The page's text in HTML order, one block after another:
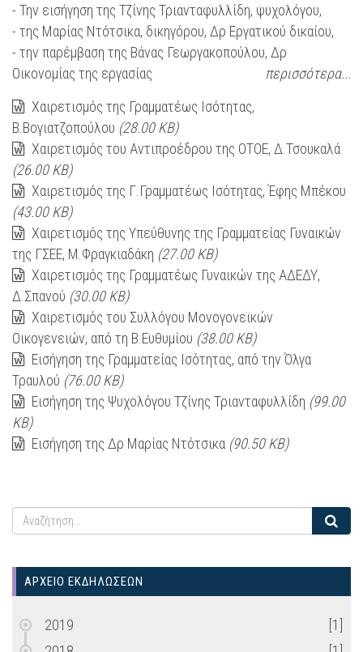
- Την εισήγηση της Τζίνης Τριανταφυλλίδη, ψυχολόγου,
- της Μαρίας Ντότσικα, δικηγόρου, Δρ Εργατικού δικαίου,
- την παρέμβαση της Βάνας Γεωργακοπούλου, Δρ
Οικονομίας της εργασίας
περισσότερα...
Χαιρετισμός της Γραμματέως Ισότητας,
Β.Βογιατζοπούλου (28.00 KB)
Χαιρετισμός του Αντιπροέδρου της ΟΤΟΕ, Δ.Τσουκαλά
(26.00 KB)
Χαιρετισμός της Γ.Γραμματέως Ισότητας, Έφης Μπέκου
(43.00 KB)
Χαιρετισμός της Υπεύθυνης της Γραμματείας Γυναικών
της ΓΣΕΕ, Μ.Φραγκιαδάκη (27.00 KB)
Χαιρετισμός της Γραμματέως Γυναικών της ΑΔΕΔΥ,
Δ.Σπανού (30.00 KB)
Χαιρετισμός του Συλλόγου Μονογονεϊκών
Οικογενειών, από τη Β.Ευθυμίου (38.00 KB)
Εισήγηση της Γραμματείας Ισότητας, από την Όλγα
Τραυλού (76.00 KB)
Εισήγηση της Ψυχολόγου Τζίνης Τριανταφυλλίδη (99.00
KB)
Εισήγηση της Δρ Μαρίας Ντότσικα (90.50 KB)
ΑΡΧΕΙΟ ΕΚΔΗΛΩΣΕΩΝ
2019
[1]